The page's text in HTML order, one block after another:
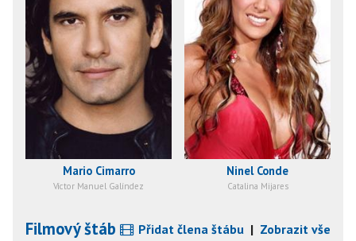
Mario Cimarro
Víctor Manuel Galíndez
Ninel Conde
Catalina Mijares
Filmový štáb Přidat člena štábu | Zobrazit vše